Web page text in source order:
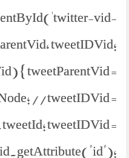
vid-
tweetIDVid;
{ tweetParentVid =
//tweetIDVid =
tweetIDVid =